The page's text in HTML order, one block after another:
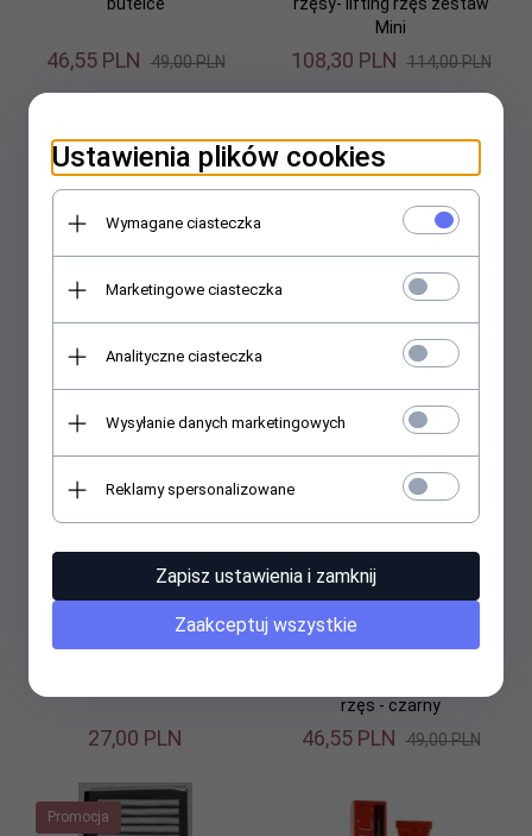
46,55 PLN 49,00 PLN
Mini
108,30 PLN 114,00 PLN
Henna Binacil żelowa - farba
21,00PLN
Promocja
Wimpernwelle - Trwała na
rzęsy- lifting rzęs
237,50PLN
27,00 PLN
rzęs - czarny
46,55 PLN 49,00 PLN
Promocja
Ustawienia plików cookies
Wymagane ciasteczka
Marketingowe ciasteczka
Analityczne ciasteczka
Wysyłanie danych marketingowych
Reklamy spersonalizowane
Zapisz ustawienia i zamknij
Zaakceptuj wszystkie